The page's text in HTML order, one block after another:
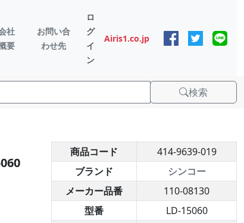
社
要
お問い合
わせ先
ロ
グ
イ
ン
Airis1.co.jp
検索
商品コード
414-9639-019
ブランド
シンコー
メーカー品番
110-08130
型番
LD-15060